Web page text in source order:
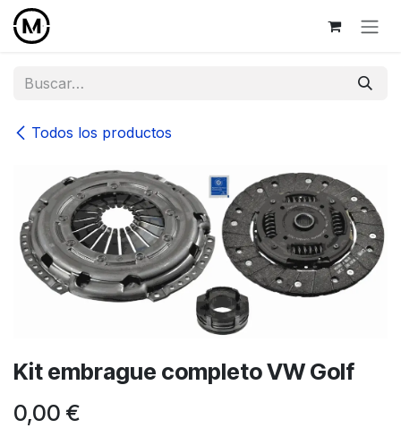
Ir al contenido
Todos los productos
Kit embrague completo VW Golf
0,00 €